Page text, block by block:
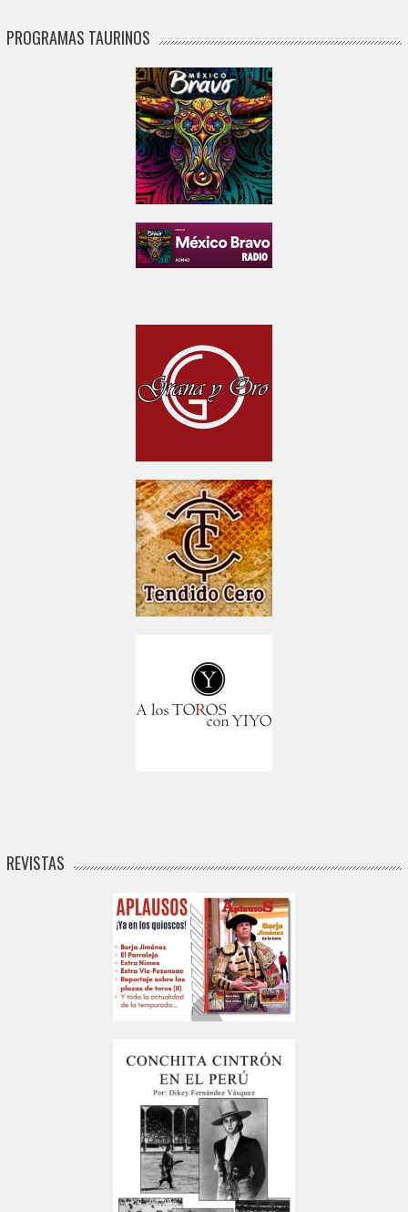
PROGRAMAS TAURINOS
REVISTAS